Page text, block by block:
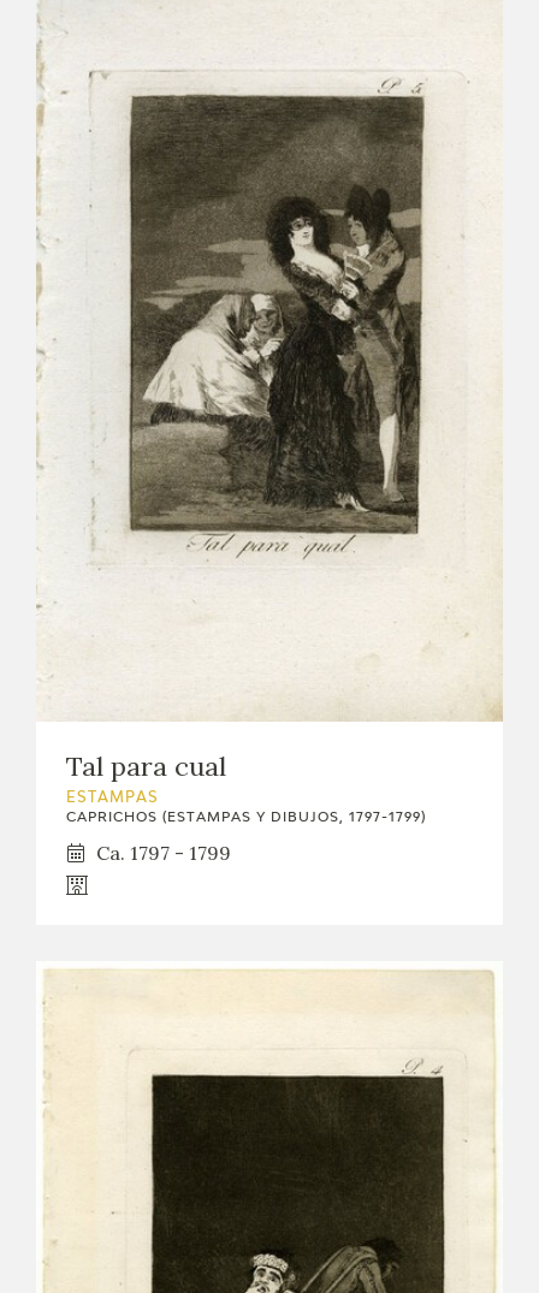
CATÁLOGO
GOYA EN EL MUNDO
GOYA EN ARAGÓN
PREMIO ARAGÓN GOYA
EDICIONES
PUBLICACIONES
TIENDA
TIENDA ONLINE
EDUCA
CEDEA
RECURSOS EDUCATIVOS
Tal para cual
ESTAMPAS
CAPRICHOS (ESTAMPAS Y DIBUJOS, 1797-1799)
Ca. 1797 - 1799